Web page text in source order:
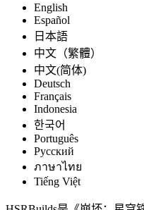
English
Español
日本語
中文（繁體）
中文(简体)
Deutsch
Français
Indonesia
한국어
Português
Pусский
ภาษาไทย
Tiếng Việt